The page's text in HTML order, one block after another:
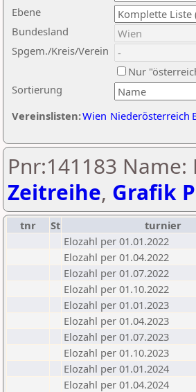
Ebene
Sortierung
Bundesland
Spgem./Kreis/Verein
Nur
Vereinslisten:Wien Niederösterreich
Pnr:141183 Name:
Zeitreihe, Grafik
tnr St turnier
Elozahl per 01.01.2022
Elozahl per 01.04.2022
Elozahl per 01.07.2022
Elozahl per 01.10.2022
Elozahl per 01.01.2023
Elozahl per 01.04.2023
Elozahl per 01.07.2023
Elozahl per 01.10.2023
Elozahl per 01.01.2024
Elozahl per 01.04.2024